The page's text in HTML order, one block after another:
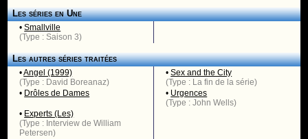
Les séries en Une
•Smallville
(Type : Saison 3)
Les autres séries traitées
•Angel (1999)
(Type : David Boreanaz)
• Drôles de Dames
• Experts (Les)
(Type : Interview de William
Petersen)
•Sex and the City
(Type : La fin de la série)
• Urgences
(Type : John Wells)